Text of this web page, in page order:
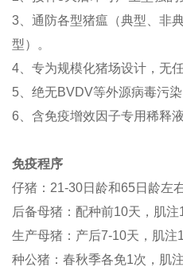
3、通防各型猪瘟（典型、非
型）。
4、专为规模化猪场设计，无
5、绝无BVDV等外源病毒污染
6、含免疫增效因子专用稀释
免疫程序
仔猪：21-30日龄和65日龄左
后备母猪：配种前10天，肌注
生产母猪：产后7-10天，肌注
种公猪：春秋季各免1次，肌